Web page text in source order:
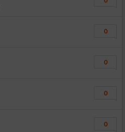
0
0
0
0